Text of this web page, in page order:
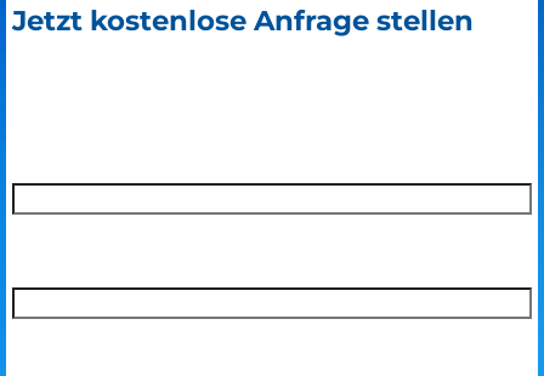
Jetzt kostenlose Anfrage stellen